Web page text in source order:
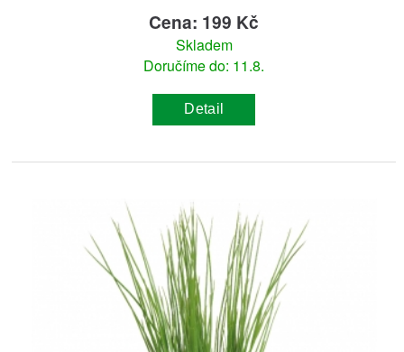
Cena: 199 Kč
Skladem
Doručíme do: 11.8.
Detail